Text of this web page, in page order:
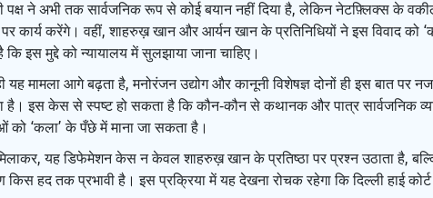
पक्ष ने अभी तक सार्वजनिक रूप से कोई बयान नहीं दिया है, लेकिन नेटफ़्लिक्स के
पर कार्य करेंगे। वहीं, शाहरुख़ खान और आर्यन खान के प्रतिनिधियों ने इस विवाद
कि इस मुद्दे को न्यायालय में सुलझाया जाना चाहिए।
यह मामला आगे बढ़ता है, मनोरंजन उद्योग और कानूनी विशेषज्ञ दोनों ही इस बात पर
है। इस केस से स्पष्ट हो सकता है कि कौन‑कौन से कथानक और पात्र सार्वजनिक
को ‘कला’ के पँछे में माना जा सकता है।
यह डिफेमेशन केस न केवल शाहरुख़ खान के प्रतिष्ठा पर प्रश्न उठाता है,
किस हद तक प्रभावी है। इस प्रक्रिया में यह देखना रोचक रहेगा कि दिल्ली हाई